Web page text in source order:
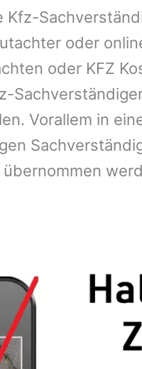
Kfz-
oder
oder KFZ
Vorallem in